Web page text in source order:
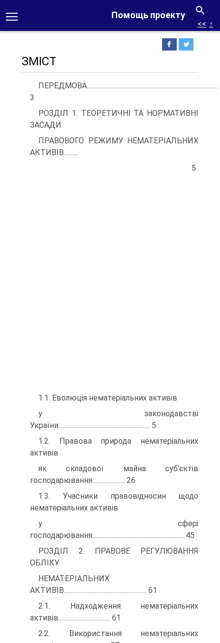
Помощь проекту
<< ↑
ЗМІСТ
ПЕРЕДМОВА.........................................................................................
3
РОЗДІЛ 1. ТЕОРЕТИЧНІ ТА НОРМАТИВНІ
ЗАСАДИ
ПРАВОВОГО РЕЖИМУ НЕМАТЕРІАЛЬНИХ
АКТИВІВ..........
5
1.1. Еволюція нематеріальних активів
у законодавстві
України.............................................................. 5
1.2. Правова природа нематеріальних
активів
як складової майна суб'єктів
господарювання...................... 26
1.3. Учасники правовідносин щодо
нематеріальних активів
у сфері
господарювання.............................................................. 45
РОЗДІЛ 2. ПРАВОВЕ РЕГУЛЮВАННЯ
ОБЛІКУ
НЕМАТЕРІАЛЬНИХ
АКТИВІВ........................................................ 61
2.1. Надходження нематеріальних
активів................................... 61
2.2. Використання нематеріальних